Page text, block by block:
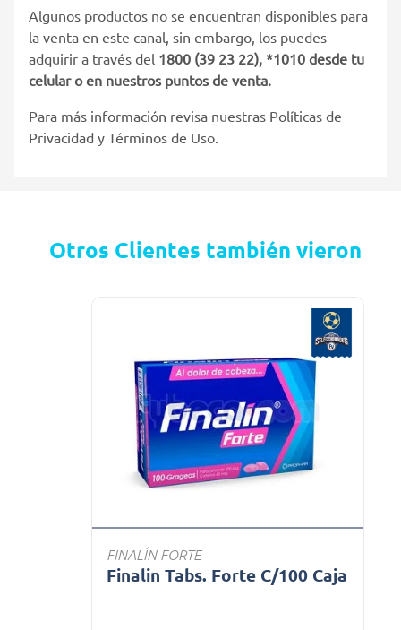
Algunos productos no se encuentran disponibles para
la venta en este canal, sin embargo, los puedes
adquirir a través del 1800 (39 23 22), *1010 desde tu
celular o en nuestros puntos de venta.
Para más información revisa nuestras Políticas de
Privacidad y Términos de Uso.
Otros Clientes también vieron
FINALÍN FORTE
Finalin Tabs. Forte C/100 Caja